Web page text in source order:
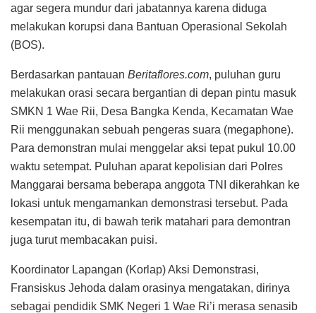
agar segera mundur dari jabatannya karena diduga
melakukan korupsi dana Bantuan Operasional Sekolah
(BOS).
Berdasarkan pantauan Beritaflores.com, puluhan guru
melakukan orasi secara bergantian di depan pintu masuk
SMKN 1 Wae Rii, Desa Bangka Kenda, Kecamatan Wae
Rii menggunakan sebuah pengeras suara (megaphone).
Para demonstran mulai menggelar aksi tepat pukul 10.00
waktu setempat. Puluhan aparat kepolisian dari Polres
Manggarai bersama beberapa anggota TNI dikerahkan ke
lokasi untuk mengamankan demonstrasi tersebut. Pada
kesempatan itu, di bawah terik matahari para demontran
juga turut membacakan puisi.
Koordinator Lapangan (Korlap) Aksi Demonstrasi,
Fransiskus Jehoda dalam orasinya mengatakan, dirinya
sebagai pendidik SMK Negeri 1 Wae Ri’i merasa senasib